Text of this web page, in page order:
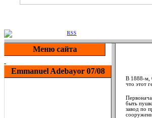
RSS
Меню сайта
Emmanuel Adebayor 07/08
В 1888-м,
что этот
быть
завод по